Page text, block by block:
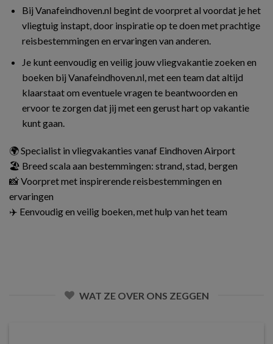
Bij Vanafeindhoven.nl begint de voorpret al voordat je het
vliegtuig instapt, door inspiratie op te doen met prachtige
reisbestemmingen en ervaringen van anderen.
Je kunt eenvoudig en veilig jouw vliegvakantie zoeken en
boeken bij Vanafeindhoven.nl, met een team dat altijd
klaarstaat om eventuele vragen te beantwoorden en
ervoor te zorgen dat jij met een gerust hart op vakantie
kunt gaan.
🌍 Specialist in vliegvakanties vanaf Eindhoven Airport
🏖️ Breed scala aan bestemmingen: strand, stad, bergen
📸 Voorpret met inspirerende reisbestemmingen en
ervaringen
✈️ Eenvoudig en veilig boeken, met hulp van het team
WAT ZE OVER ONS ZEGGEN